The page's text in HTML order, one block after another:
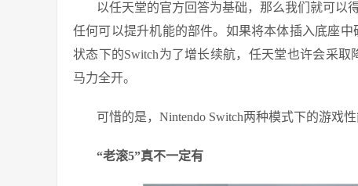
以任天堂的官方回答为基础，那么我们就可以
任何可以提升机能的部件。如果将本体插入底座
状态下的Switch为了增长续航，任天堂也许会采
马力全开。
可惜的是，Nintendo Switch两种模式下的游戏
“老滚5”真不一定有